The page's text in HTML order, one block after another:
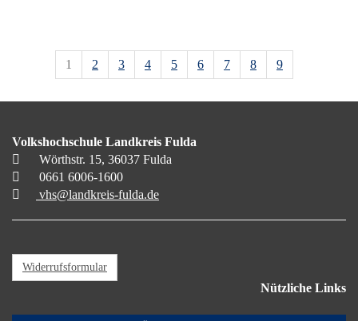
1 2 3 4 5 6 7 8 9
Volkshochschule Landkreis Fulda
Wörthstr. 15, 36037 Fulda
0661 6006-1600
vhs@landkreis-fulda.de
Widerrufsformular
Nützliche Links